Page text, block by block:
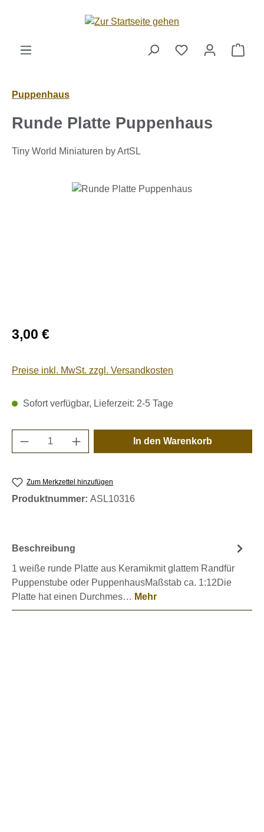
Zum Hauptinhalt springen
Puppenhaus
Runde Platte Puppenhaus
Tiny World Miniaturen by ArtSL
Bildergalerie überspringen
Regulärer Preis:
3,00 €
Preise inkl. MwSt. zzgl. Versandkosten
Sofort verfügbar, Lieferzeit: 2-5 Tage
Produkt Anzahl: Gib den gewünschten
In den Warenkorb
Zum Merkzettel hinzufügen
Produktnummer: ASL10316
Beschreibung
1 weiße runde Platte aus Keramikmit glattem Randfür
Puppenstube oder PuppenhausMaßstab ca. 1:12Die
Platte hat einen Durchmes… Mehr